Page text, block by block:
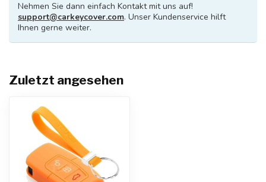
Nehmen Sie dann einfach Kontakt mit uns auf!
support@carkeycover.com. Unser Kundenservice hilft
Ihnen gerne weiter.
Zuletzt angesehen